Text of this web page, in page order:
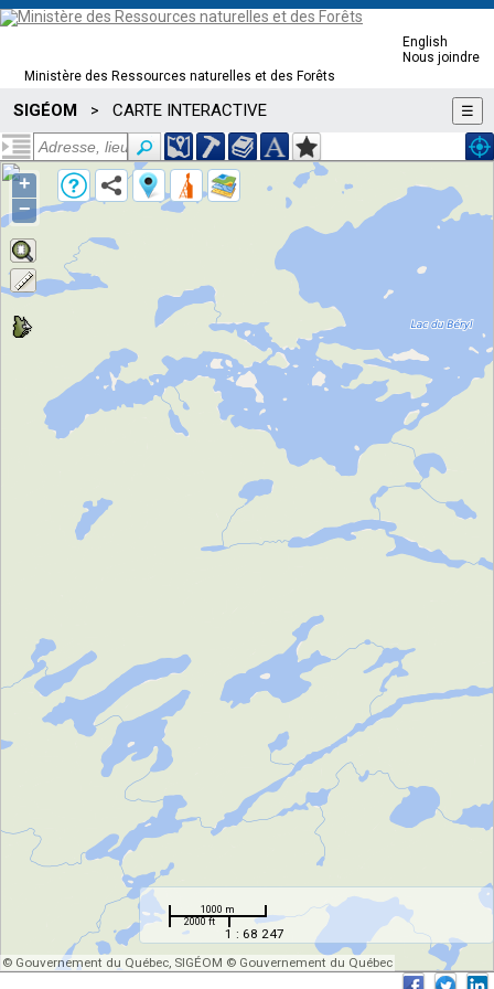
Ministère des Ressources naturelles et des Forêts
English
Nous joindre
SIGÉOM > CARTE INTERACTIVE ☰
1000 m
2000 ft
1 : 68 247
© Gouvernement du Québec, SIGÉOM © Gouvernement du Québec
+
−